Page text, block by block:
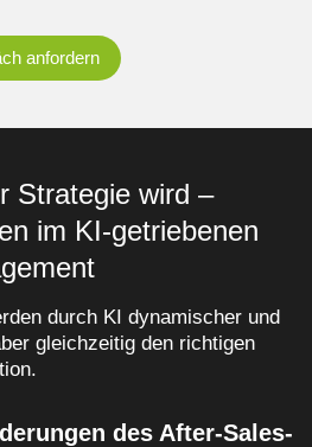
anfordern
Strategie wird –
im KI-getriebenen
durch KI dynamischer und
gleichzeitig den richtigen
des After-Sales-